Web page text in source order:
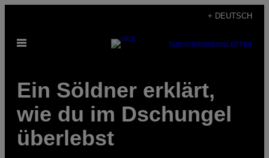
content
+ DEUTSCH
Open
SUBSCRIBENEWSLETTER
Ein Söldner erklärt,
wie du im Dschungel
überlebst